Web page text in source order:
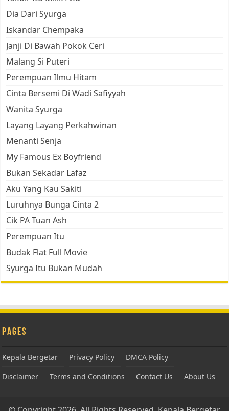
Dia Dari Syurga
Iskandar Chempaka
Janji Di Bawah Pokok Ceri
Malang Si Puteri
Perempuan Ilmu Hitam
Cinta Bersemi Di Wadi Safiyyah
Wanita Syurga
Layang Layang Perkahwinan
Menanti Senja
My Famous Ex Boyfriend
Bukan Sekadar Lafaz
Aku Yang Kau Sakiti
Luruhnya Bunga Cinta 2
Cik PA Tuan Ash
Perempuan Itu
Budak Flat Full Movie
Syurga Itu Bukan Mudah
Pages
Kepala Bergetar Privacy Policy
DMCA Policy
Disclaimer
Terms and Conditions Contact Us About Us